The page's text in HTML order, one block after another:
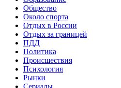
Общество
Около спорта
Отдых в России
Отдых за границей
ПДД
Политика
Происшествия
Психология
Рынки
Сериалы